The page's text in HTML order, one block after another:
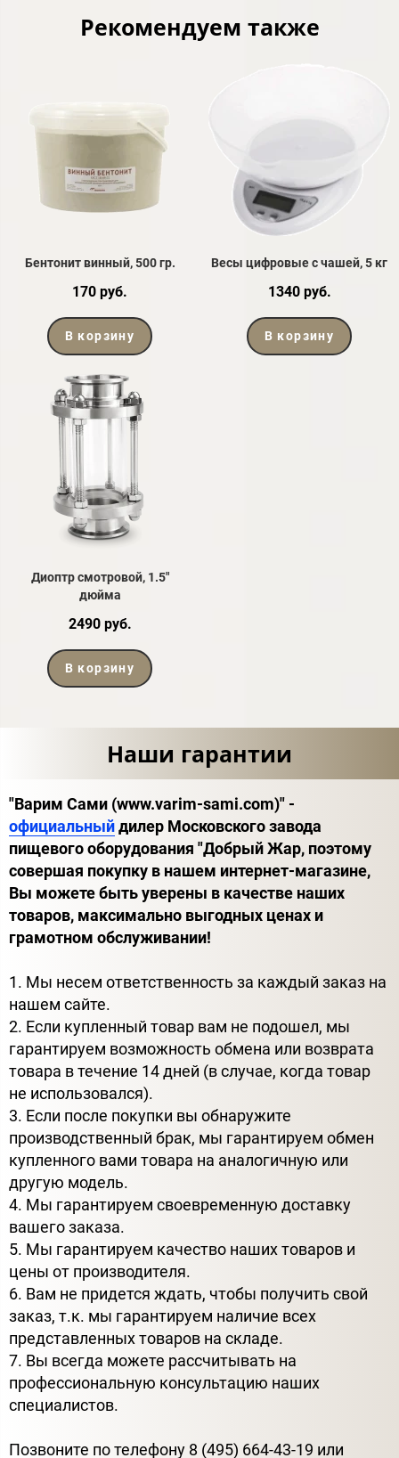
Рекомендуем также
Бентонит винный, 500 гр.
170 руб.
В корзину
Весы цифровые с чашей, 5 кг
1340 руб.
В корзину
Диоптр смотровой, 1.5"
дюйма
2490 руб.
В корзину
Наши гарантии
"Варим Сами (www.varim-sami.com)" -
официальныйдилер Московского завода
пищевого оборудования "Добрый Жар, поэтому
совершая покупку в нашем интернет-магазине,
Вы можете быть уверены в качестве наших
товаров, максимально выгодных ценах и
грамотном обслуживании!
1. Мы несем ответственность за каждый заказ на
нашем сайте.
2. Если купленный товар вам не подошел, мы
гарантируем возможность обмена или возврата
товара в течение 14 дней (в случае, когда товар
не использовался).
3. Если после покупки вы обнаружите
производственный брак, мы гарантируем обмен
купленного вами товара на аналогичную или
другую модель.
4. Мы гарантируем своевременную доставку
вашего заказа.
5. Мы гарантируем качество наших товаров и
цены от производителя.
6. Вам не придется ждать, чтобы получить свой
заказ, т.к. мы гарантируем наличие всех
представленных товаров на складе.
7. Вы всегда можете рассчитывать на
профессиональную консультацию наших
специалистов.
Позвоните по телефону 8 (495) 664-43-19 или